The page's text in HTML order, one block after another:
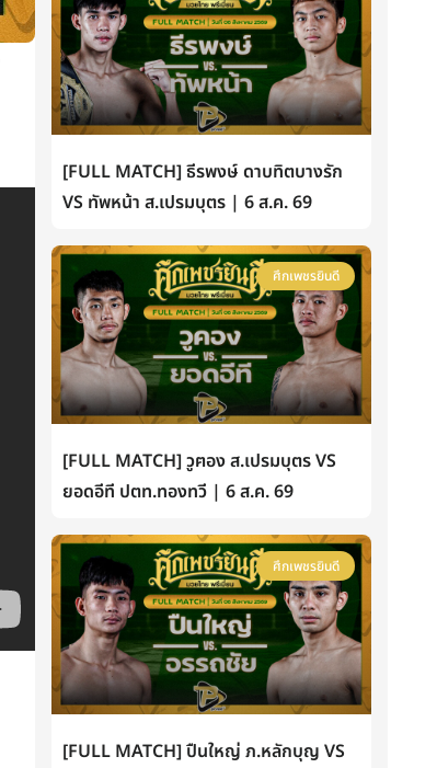
[FULL MATCH] ธีรพงษ์ ดาบทิตบางรัก
VS ทัพหน้า ส.เปรมบุตร | 6 ส.ค. 69
ศึกเพชรยินดี
[FULL MATCH] วูฅอง ส.เปรมบุตร VS
ยอดอีที ปตท.ทองทวี | 6 ส.ค. 69
ศึกเพชรยินดี
[FULL MATCH] ปืนใหญ่ ภ.หลักบุญ VS